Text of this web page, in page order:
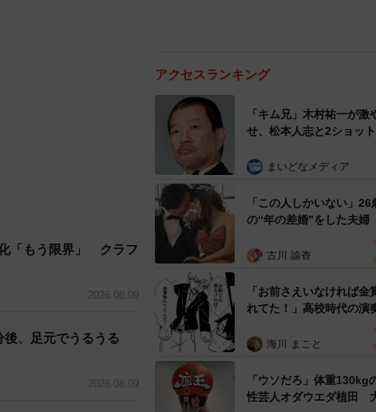
いことは理解してい
規約上、敷地内は抱
がしばらく辛いくら
気に入りで、いつも
んはご実家でも楽し
「もう限界」 クラフ
2026.08.09
後、足元でうるうる
2026.08.09
アクセスランキング
「キム兄」木村祐一が激
せ、松本人志と2ショット
「テキヤの兄さん」
まいどなメディア
「この人しかいない」26
の“年の差婚”をした夫
た？ 今の思いを聞いた
古川 諭香
「お前さえいなければ金
れてた！」高校時代の演
生は楽器修理職人に 10
ぬ申し出【漫画】
海川 まこと
「ウソだろ」体重130kg
性芸人オダウエダ植田